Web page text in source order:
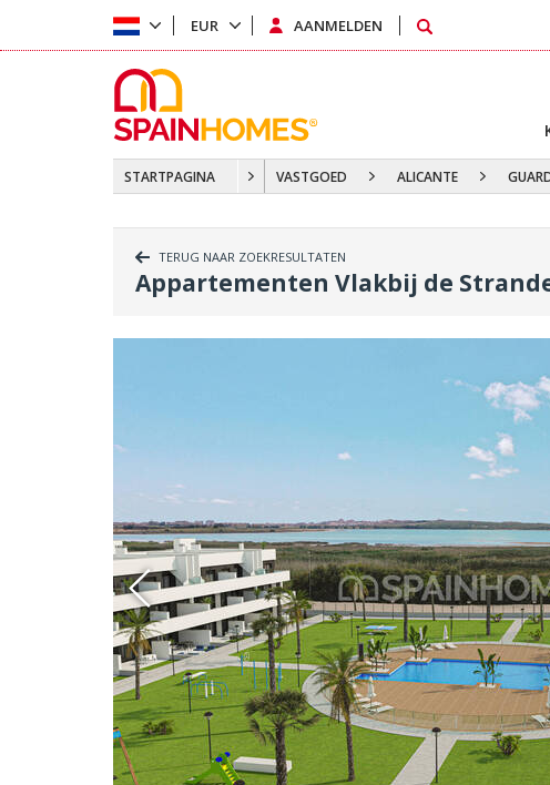
STARTPAGINA VASTGOED ALICANTE
TERUG NAAR ZOEKRESULTATEN
Appartementen Vlakbij de
Whatsapp
EUR AANMELDEN